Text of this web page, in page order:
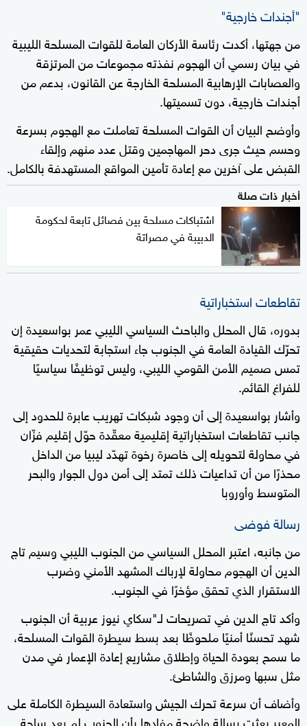
"أجندات خارجية"
من جهتها، أكدت رئاسة الأركان العامة للقوات المسلحة الليبية
في بيان رسمي أن الهجوم نفذته مجموعات من المرتزقة
والعصابات الإرهابية المسلحة الخارجة عن القانون، بدعم من
أجندات خارجية، دون تسميتها.
وأوضح البيان أن القوات المسلحة تعاملت مع الهجوم بسرعة
وحسم حيث جرى دحر المهاجمين وقتل عدد منهم وإلقاء
القبض على آخرين مع إعادة تأمين المواقع المستهدفة بالكامل.
أخبار ذات صلة
اشتباكات مسلحة بين فصائل تابعة لحكومة
الدبيبة في مصراتة
تقاطعات استخباراتية
بدوره، قال المحلل والباحث السياسي الليبي عمر بواسعيدة إن
تحرّك القيادة العامة في الجنوب جاء استجابة لتحديات حقيقية
تمس صميم الأمن القومي الليبي، وليس توظيفًا سياسيًا
للفراغ القائم.
وأشار بواسعيدة إلى أن وجود شبكات تهريب عابرة للحدود إلى
جانب تقاطعات استخباراتية إقليمية معقّدة حوّل إقليم فزّان
في محاولة لتحويله إلى خاصرة رخوة تهدّد ليبيا من الداخل
محذرًا من أن تداعيات ذلك تمتد إلى أمن دول الجوار والبحر
المتوسط وأوروبا
رسالة فوضى
من جانبه، اعتبر المحلل السياسي من الجنوب الليبي وسيم تاج
الدين أن الهجوم محاولة لإرباك المشهد الأمني وضرب
الاستقرار الذي تحقق مؤخرًا في الجنوب.
وأكد تاج الدين في تصريحات لـ"سكاي نيوز عربية أن الجنوب
شهد تحسنًا أمنيًا ملحوظًا بعد بسط سيطرة القوات المسلحة،
ما سمح بعودة الحياة وإطلاق مشاريع إعادة الإعمار في مدن
مثل سبها ومرزق والشاطئ.
وأضاف أن سرعة تحرك الجيش واستعادة السيطرة الكاملة على
المعبر بعثت رسالة واضحة مفادها بأن الجنوب لم يعد ساحة